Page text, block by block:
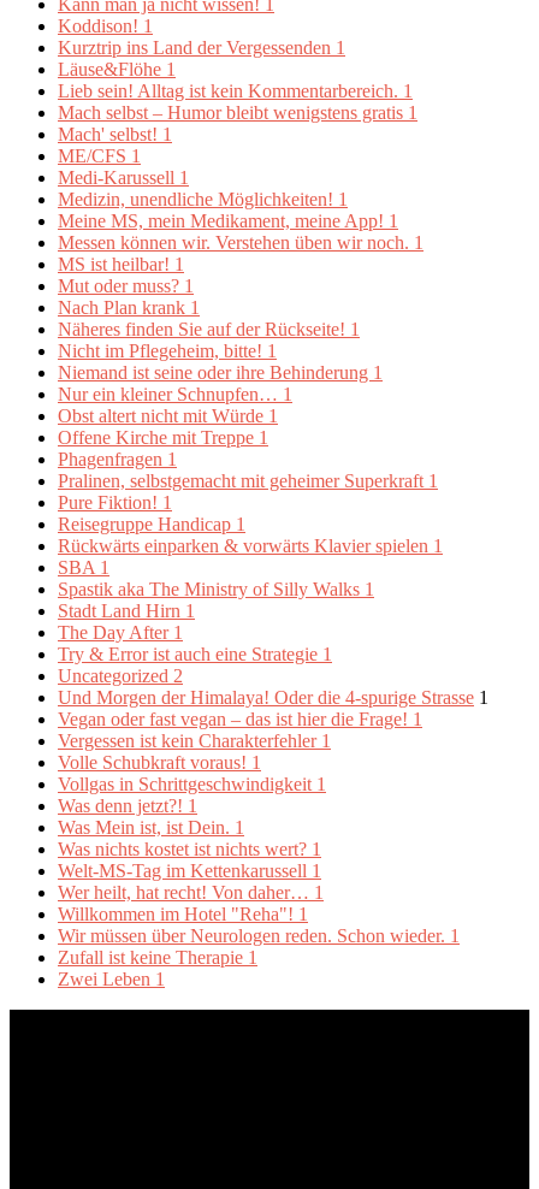
Kann man ja nicht wissen! 1
Koddison! 1
Kurztrip ins Land der Vergessenden 1
Läuse&Flöhe 1
Lieb sein! Alltag ist kein Kommentarbereich. 1
Mach selbst – Humor bleibt wenigstens gratis 1
Mach' selbst! 1
ME/CFS 1
Medi-Karussell 1
Medizin, unendliche Möglichkeiten! 1
Meine MS, mein Medikament, meine App! 1
Messen können wir. Verstehen üben wir noch. 1
MS ist heilbar! 1
Mut oder muss? 1
Nach Plan krank 1
Näheres finden Sie auf der Rückseite! 1
Nicht im Pflegeheim, bitte! 1
Niemand ist seine oder ihre Behinderung 1
Nur ein kleiner Schnupfen… 1
Obst altert nicht mit Würde 1
Offene Kirche mit Treppe 1
Phagenfragen 1
Pralinen, selbstgemacht mit geheimer Superkraft 1
Pure Fiktion! 1
Reisegruppe Handicap 1
Rückwärts einparken & vorwärts Klavier spielen 1
SBA 1
Spastik aka The Ministry of Silly Walks 1
Stadt Land Hirn 1
The Day After 1
Try & Error ist auch eine Strategie 1
Uncategorized 2
Und Morgen der Himalaya! Oder die 4-spurige Strasse 1
Vegan oder fast vegan – das ist hier die Frage! 1
Vergessen ist kein Charakterfehler 1
Volle Schubkraft voraus! 1
Vollgas in Schrittgeschwindigkeit 1
Was denn jetzt?! 1
Was Mein ist, ist Dein. 1
Was nichts kostet ist nichts wert? 1
Welt-MS-Tag im Kettenkarussell 1
Wer heilt, hat recht! Von daher… 1
Willkommen im Hotel "Reha"! 1
Wir müssen über Neurologen reden. Schon wieder. 1
Zufall ist keine Therapie 1
Zwei Leben 1